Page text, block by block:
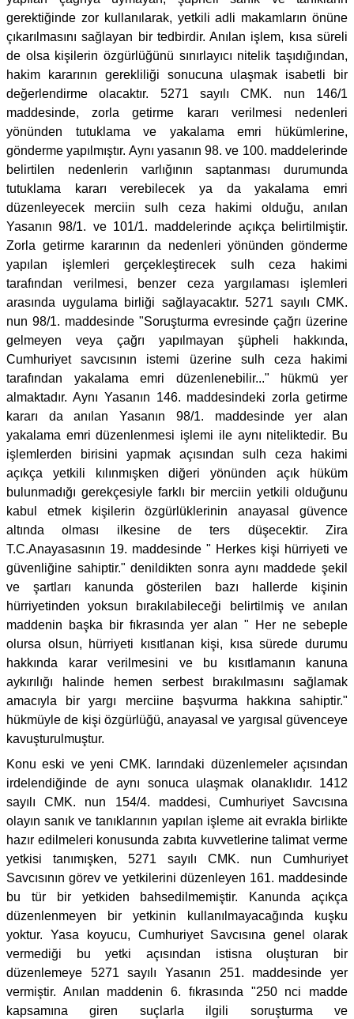
gerektiğinde zor kullanılarak, yetkili adli makamların önüne
çıkarılmasını sağlayan bir tedbirdir. Anılan işlem, kısa süreli
de olsa kişilerin özgürlüğünü sınırlayıcı nitelik taşıdığından,
hakim kararının gerekliliği sonucuna ulaşmak isabetli bir
değerlendirme olacaktır. 5271 sayılı CMK. nun 146/1
maddesinde, zorla getirme kararı verilmesi nedenleri
yönünden tutuklama ve yakalama emri hükümlerine,
gönderme yapılmıştır. Aynı yasanın 98. ve 100. maddelerinde
belirtilen nedenlerin varlığının saptanması durumunda
tutuklama kararı verebilecek ya da yakalama emri
düzenleyecek merciin sulh ceza hakimi olduğu, anılan
Yasanın 98/1. ve 101/1. maddelerinde açıkça belirtilmiştir.
Zorla getirme kararının da nedenleri yönünden gönderme
yapılan işlemleri gerçekleştirecek sulh ceza hakimi
tarafından verilmesi, benzer ceza yargılaması işlemleri
arasında uygulama birliği sağlayacaktır. 5271 sayılı CMK.
nun 98/1. maddesinde "Soruşturma evresinde çağrı üzerine
gelmeyen veya çağrı yapılmayan şüpheli hakkında,
Cumhuriyet savcısının istemi üzerine sulh ceza hakimi
tarafından yakalama emri düzenlenebilir..." hükmü yer
almaktadır. Aynı Yasanın 146. maddesindeki zorla getirme
kararı da anılan Yasanın 98/1. maddesinde yer alan
yakalama emri düzenlenmesi işlemi ile aynı niteliktedir. Bu
işlemlerden birisini yapmak açısından sulh ceza hakimi
açıkça yetkili kılınmışken diğeri yönünden açık hüküm
bulunmadığı gerekçesiyle farklı bir merciin yetkili olduğunu
kabul etmek kişilerin özgürlüklerinin anayasal güvence
altında olması ilkesine de ters düşecektir. Zira
T.C.Anayasasının 19. maddesinde " Herkes kişi hürriyeti ve
güvenliğine sahiptir." denildikten sonra aynı maddede şekil
ve şartları kanunda gösterilen bazı hallerde kişinin
hürriyetinden yoksun bırakılabileceği belirtilmiş ve anılan
maddenin başka bir fıkrasında yer alan " Her ne sebeple
olursa olsun, hürriyeti kısıtlanan kişi, kısa sürede durumu
hakkında karar verilmesini ve bu kısıtlamanın kanuna
aykırılığı halinde hemen serbest bırakılmasını sağlamak
amacıyla bir yargı merciine başvurma hakkına sahiptir."
hükmüyle de kişi özgürlüğü, anayasal ve yargısal güvenceye
kavuşturulmuştur.
Konu eski ve yeni CMK. larındaki düzenlemeler açısından
irdelendiğinde de aynı sonuca ulaşmak olanaklıdır. 1412
sayılı CMK. nun 154/4. maddesi, Cumhuriyet Savcısına
olayın sanık ve tanıklarının yapılan işleme ait evrakla birlikte
hazır edilmeleri konusunda zabıta kuvvetlerine talimat verme
yetkisi tanımışken, 5271 sayılı CMK. nun Cumhuriyet
Savcısının görev ve yetkilerini düzenleyen 161. maddesinde
bu tür bir yetkiden bahsedilmemiştir. Kanunda açıkça
düzenlenmeyen bir yetkinin kullanılmayacağında kuşku
yoktur. Yasa koyucu, Cumhuriyet Savcısına genel olarak
vermediği bu yetki açısından istisna oluşturan bir
düzenlemeye 5271 sayılı Yasanın 251. maddesinde yer
vermiştir. Anılan maddenin 6. fıkrasında "250 nci madde
kapsamına giren suçlarla ilgili soruşturma ve